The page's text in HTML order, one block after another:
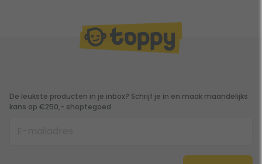
De leukste producten in je inbox? Schrijf je in en maak maandelijks
kans op €250,- shoptegoed.